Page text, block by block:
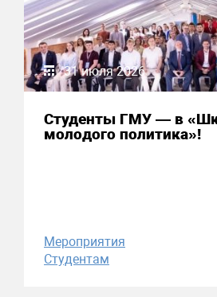
31 июля 2026
Студенты ГМУ — в
молодого политика»!
Мероприятия
Студентам